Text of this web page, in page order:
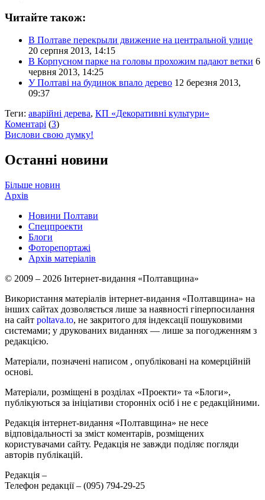
Читайте також:
В Полтаве перекрыли движение на центральной улице
20 серпня 2013, 14:15
В Корпусном парке на головы прохожим падают ветки 6
червня 2013, 14:25
У Полтаві на будинок впало дерево 12 березня 2013,
09:37
Теги: аварійні дерева, КП «Декоративні культури»
Коментарі (3)
Вислови свою думку!
Останні новини
Більше новин
Архів
Новини Полтави
Спецпроекти
Блоги
Фоторепортажі
Архів матеріалів
© 2009 – 2026 Інтернет-видання «Полтавщина»
Використання матеріалів інтернет-видання «Полтавщина» на
інших сайтах дозволяється лише за наявності гіперпосилання
на сайт poltava.to, не закритого для індексації пошуковими
системами; у друкованих виданнях — лише за погодженням з
редакцією.
Матеріали, позначені написом , опубліковані на комерційній
основі.
Матеріали, розміщені в розділах «Проекти» та «Блоги»,
публікуються за ініціативи сторонніх осіб і не є редакційними.
Редакція інтернет-видання «Полтавщина» не несе
відповідальності за зміст коментарів, розміщених
користувачами сайту. Редакція не завжди поділяє погляди
авторів публікацій.
Редакція –
Телефон редакції – (095) 794-29-25